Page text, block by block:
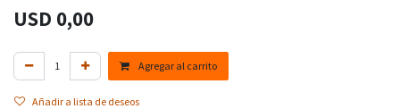
USD 0,00
Agregar al carrito
Añadir a lista de deseos